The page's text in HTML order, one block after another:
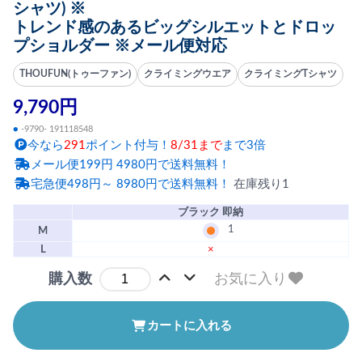
シャツ) ※
トレンド感のあるビッグシルエットとドロッ
プショルダー ※メール便対応
THOUFUN(トゥーファン) クライミングウエア クライミングTシャツ
9,790円
● -9790- 191118548
今なら291ポイント付与！ 8/31まで まで3倍
メール便199円 4980円で送料無料！
宅急便498円～ 8980円で送料無料！ 在庫残り1
ブラック 即納
M
1
L ×
購入数 お気に入り
カートに入れる